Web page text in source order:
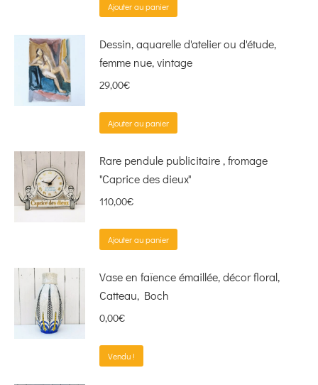
Ajouter au panier
Dessin, aquarelle d'atelier ou d'étude,
femme nue, vintage
29,00€
Ajouter au panier
Rare pendule publicitaire , fromage
"Caprice des dieux"
110,00€
Ajouter au panier
Vase en faïence émaillée, décor floral,
Catteau, Boch
0,00€
Vendu !